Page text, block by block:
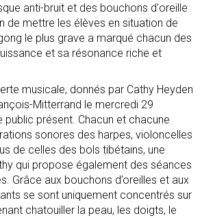
anti-bruit et des bouchons d'oreille
de mettre les élèves en situation de
le plus grave a marqué chacun des
et sa résonance riche et
musicale, donnés par Cathy Heyden
Mitterrand le mercredi 29
public présent. Chacun et chacune
sonores des harpes, violoncelles
de celles des bols tibétains, une
qui propose également des séances
Grâce aux bouchons d’oreilles et aux
se sont uniquement concentrés sur
chatouiller la peau, les doigts, le